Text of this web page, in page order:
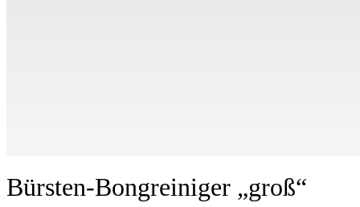
Bürsten-Bongreiniger „groß“